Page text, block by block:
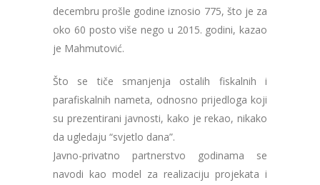
decembru prošle godine iznosio 775, što je za
oko 60 posto više nego u 2015. godini, kazao
je Mahmutović.
Što se tiče smanjenja ostalih fiskalnih i
parafiskalnih nameta, odnosno prijedloga koji
su prezentirani javnosti, kako je rekao, nikako
da ugledaju “svjetlo dana”.
Javno-privatno partnerstvo godinama se
navodi kao model za realizaciju projekata i